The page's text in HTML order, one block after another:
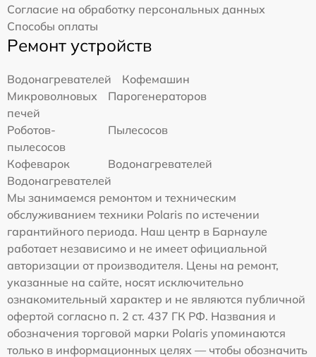
Согласие на обработку персональных данных
Способы оплаты
Ремонт устройств
Водонагревателей
Кофемашин
Микроволновых
печей
Парогенераторов
Роботов-
пылесосов
Пылесосов
Кофеварок
Водонагревателей
Водонагревателей
Мы занимаемся ремонтом и техническим
обслуживанием техники Polaris по истечении
гарантийного периода. Наш центр в Барнауле
работает независимо и не имеет официальной
авторизации от производителя. Цены на ремонт,
указанные на сайте, носят исключительно
ознакомительный характер и не являются публичной
офертой согласно п. 2 ст. 437 ГК РФ. Названия и
обозначения торговой марки Polaris упоминаются
только в информационных целях — чтобы обозначить